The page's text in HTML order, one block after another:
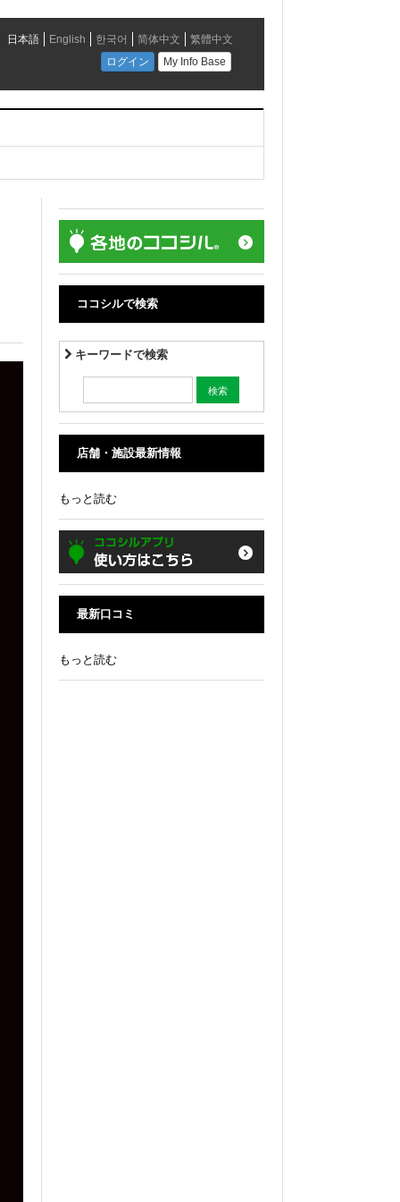
ココシルで検索
キーワードで検索
店舗・施設最新情報
もっと読む
最新口コミ
もっと読む